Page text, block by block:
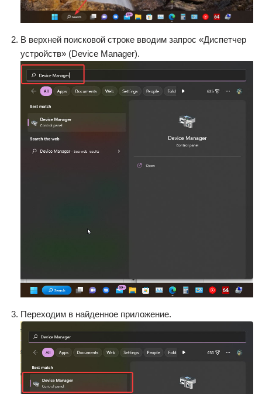
В верхней поисковой строке вводим запрос «Диспетчер
устройств» (Device Manager).
Переходим в найденное приложение.